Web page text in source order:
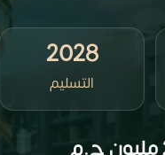
2028
التسليم
ج.م